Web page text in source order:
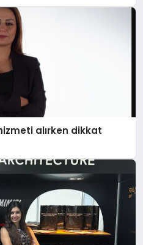
alırken dikkat